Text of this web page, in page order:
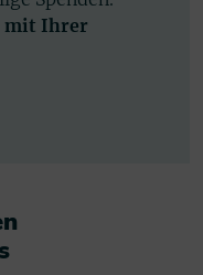
mit Ihrer